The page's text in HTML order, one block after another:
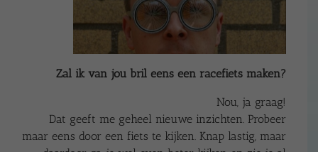
Zal ik van jou bril eens een racefiets maken?
Nou, ja graag!
Dat geeft me geheel nieuwe inzichten. Probeer
maar eens door een fiets te kijken. Knap lastig, maar